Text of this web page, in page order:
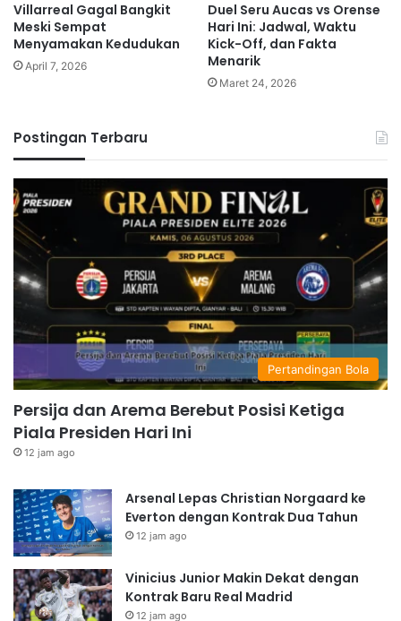
Villarreal Gagal Bangkit
Meski Sempat
Menyamakan Kedudukan
April 7, 2026
Duel Seru Aucas vs Orense
Hari Ini: Jadwal, Waktu
Kick-Off, dan Fakta
Menarik
Maret 24, 2026
Postingan Terbaru
Pertandingan Bola
Persija dan Arema Berebut Posisi Ketiga
Piala Presiden Hari Ini
12 jam ago
Arsenal Lepas Christian Norgaard ke
Everton dengan Kontrak Dua Tahun
12 jam ago
Vinicius Junior Makin Dekat dengan
Kontrak Baru Real Madrid
12 jam ago